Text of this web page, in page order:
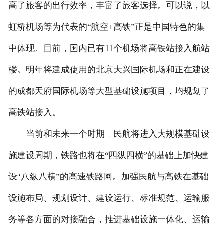
高了旅客的出行效率，丰富了旅客选择。可以说，以
虹桥机场等为代表的“航空+高铁”正是中国特色的集
中体现。目前，国内已有11个机场将高铁站接入航站
楼。明年将建成使用的北京大兴国际机场和正在建设
的成都天府国际机场等大型基础设施项目，均规划了
高铁站接入。
当前和未来一个时期，民航将进入大规模基础设
施建设周期，铁路也将在“四纵四横”的基础上加快建
设“八纵八横”的高速铁路网。加强民航与高铁在基础
设施布局、规划设计、建设运行、标准规范、运输服
务等各方面的对接融合，推进基础设施一体化、运输